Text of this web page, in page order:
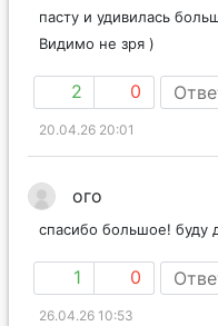
пасту и удивилась
Видимо не зря )
2 0
20.04.26 20:01
ого
спасибо большое! буду
1 0
26.04.26 10:53